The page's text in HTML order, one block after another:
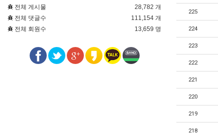
225
224
223
222
221
220
219
218
전체 게시물
28,782 개
전체 댓글수
111,154 개
전체 회원수
13,659 명